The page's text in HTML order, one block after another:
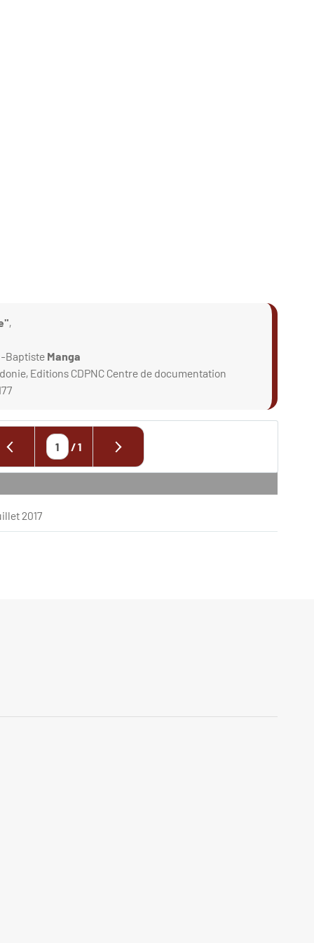
,
Baptiste Manga
Editions CDPNC Centre de documentation
/1
2017